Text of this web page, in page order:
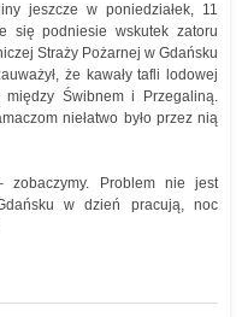
jeszcze w poniedziałek, 11
się podniesie wskutek zatoru
Straży Pożarnej w Gdańsku
że kawały tafli lodowej
między Świbnem i Przegaliną.
niełatwo było przez nią
Problem nie jest
w dzień pracują, noc